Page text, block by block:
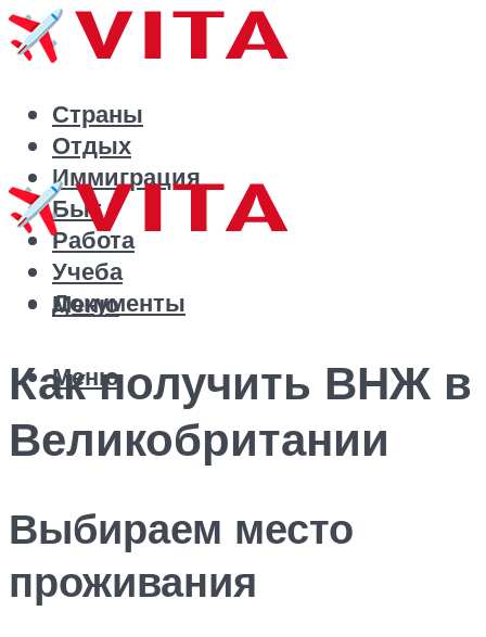
Страны
Отдых
Иммиграция
Быт
Работа
Учеба
Документы
Меню
Меню
Как получить ВНЖ в
Великобритании
Выбираем место
проживания